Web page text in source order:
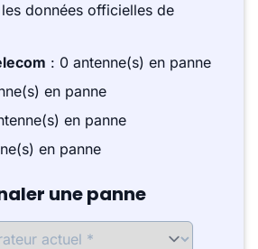
données officielles de
: 0 antenne(s) en panne
en panne
en panne
en panne
une panne